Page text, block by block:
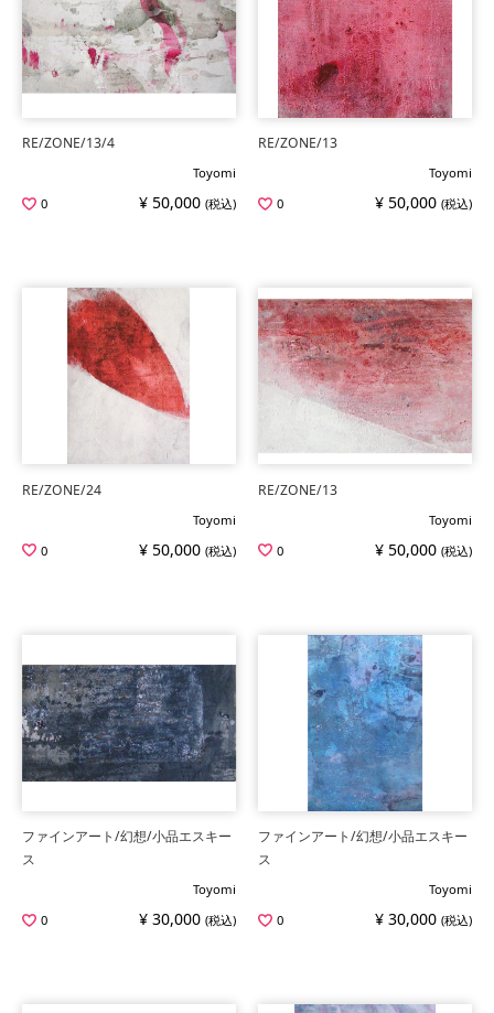
RE/ZONE/13/4
Toyomi
0
¥ 50,000 (税込)
RE/ZONE/13
Toyomi
0
¥ 50,000 (税込)
RE/ZONE/24
Toyomi
0
¥ 50,000 (税込)
RE/ZONE/13
Toyomi
0
¥ 50,000 (税込)
ファインアート/幻想/小品エスキー
ス
Toyomi
0
¥ 30,000 (税込)
ファインアート/幻想/小品エスキー
ス
Toyomi
0
¥ 30,000 (税込)